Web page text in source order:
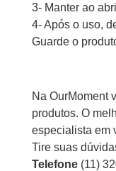
3- Manter ao
4- Após o uso,
Guarde o
Na OurMoment
produtos. O
especialista em
Tire suas
Telefone (11)